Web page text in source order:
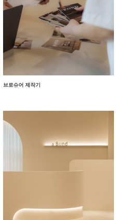
브로슈어 제작기